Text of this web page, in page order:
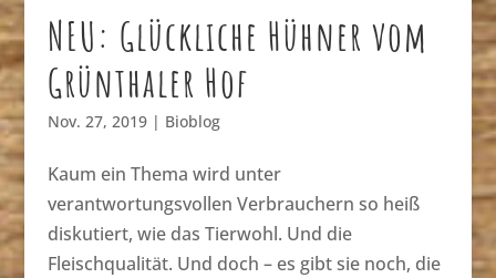
NEU: Glückliche Hühner vom
Grünthaler Hof
Nov. 27, 2019| Bioblog
Kaum ein Thema wird unter
verantwortungsvollen Verbrauchern so heiß
diskutiert, wie das Tierwohl. Und die
Fleischqualität. Und doch – es gibt sie noch, die